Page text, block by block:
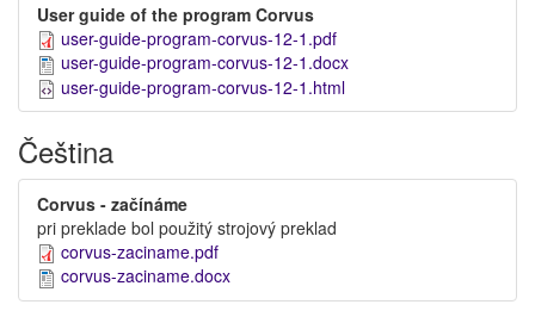
User guide of the program Corvus
user-guide-program-corvus-12-1.pdf
user-guide-program-corvus-12-1.docx
user-guide-program-corvus-12-1.html
Čeština
Corvus - začínáme
pri preklade bol použitý strojový preklad
corvus-zaciname.pdf
corvus-zaciname.docx